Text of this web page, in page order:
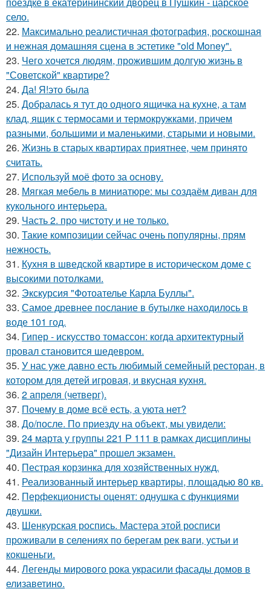
село.
22. Максимально реалистичная фотография, роскошная
и нежная домашняя сцена в эстетике "old Money".
23. Чего хочется людям, прожившим долгую жизнь в
"Советской" квартире?
24. Да! Я!это была
25. Добралась я тут до одного ящичка на кухне, а там
клад, ящик с термосами и термокружками, причем
разными, большими и маленькими, старыми и новыми.
26. Жизнь в старых квартирах приятнее, чем принято
считать.
27. Используй моё фото за основу.
28. Мягкая мебель в миниатюре: мы создаём диван для
кукольного интерьера.
29. Часть 2. про чистоту и не только.
30. Такие композиции сейчас очень популярны, прям
нежность.
31. Кухня в шведской квартире в историческом доме с
высокими потолками.
32. Экскурсия "Фотоателье Карла Буллы".
33. Самое древнее послание в бутылке находилось в
воде 101 год.
34. Гипер - искусство томассон: когда архитектурный
провал становится шедевром.
35. У нас уже давно есть любимый семейный ресторан, в
котором для детей игровая, и вкусная кухня.
36. 2 апреля (четверг).
37. Почему в доме всё есть, а уюта нет?
38. До/после. По приезду на объект, мы увидели:
39. 24 марта у группы 221 Р 111 в рамках дисциплины
"Дизайн Интерьера" прошел экзамен.
40. Пестрая корзинка для хозяйственных нужд.
41. Реализованный интерьер квартиры, площадью 80 кв.
42. Перфекционисты оценят: однушка с функциями
двушки.
43. Шенкурская роспись. Мастера этой росписи
проживали в селениях по берегам рек ваги, устьи и
кокшеньги.
44. Легенды мирового рока украсили фасады домов в
елизаветино.